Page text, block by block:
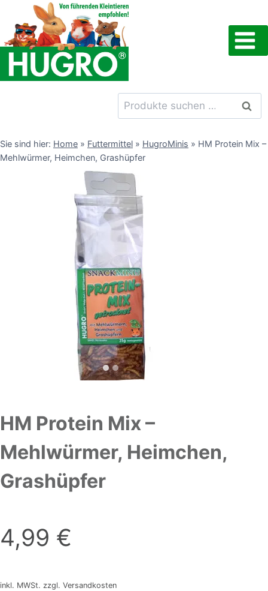
Inhalt
springen
Suchen
nach:
Sie sind hier: Home » Futtermittel » HugroMinis » HM Protein Mix –
Mehlwürmer, Heimchen, Grashüpfer
HM Protein Mix –
Mehlwürmer, Heimchen,
Grashüpfer
4,99 €
inkl. MWSt. zzgl. Versandkosten